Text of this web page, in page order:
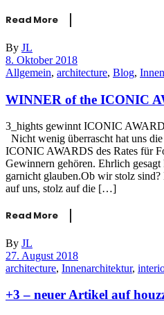
Read More
By JL
8. Oktober 2018
Allgemein, architecture, Blog,
WINNER of the ICONIC
3_hights gewinnt ICONIC
Nicht wenig überrascht hat uns
ICONIC AWARDS des Rates für
Gewinnern gehören. Ehrlich
garnicht glauben.Ob wir stolz
auf uns, stolz auf die […]
Read More
By JL
27. August 2018
architecture, Innenarchitektur,
+3 – neuer Artikel auf